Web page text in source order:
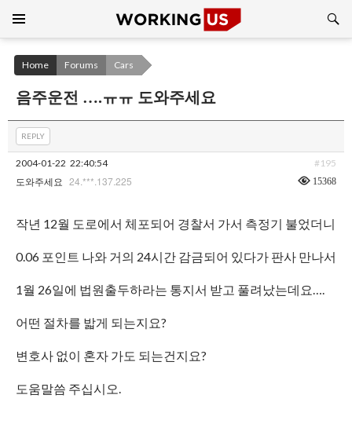
CONTENT
Home Forums Cars
음주운전 ….ㅠㅠ 도와주세요
REPLY
2004-01-22 22:40:54 #195
도와주세요 24.***.137.225 15368
작년 12월 도로에서 체포되어 경찰서 가서 측정기 불었더니
0.06 포인트 나와 거의 24시간 감금되어 있다가 판사 만나서
1월 26일에 법원출두하라는 통지서 받고 풀려났는데요….
어떤 절차를 밟게 되는지요?
변호사 없이 혼자 가도 되는건지요?
도움말씀 주십시오.